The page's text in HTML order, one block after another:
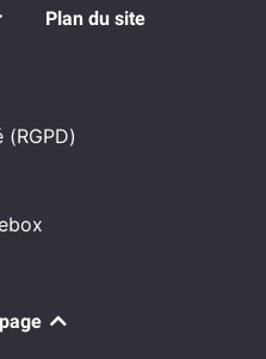
Plan du site